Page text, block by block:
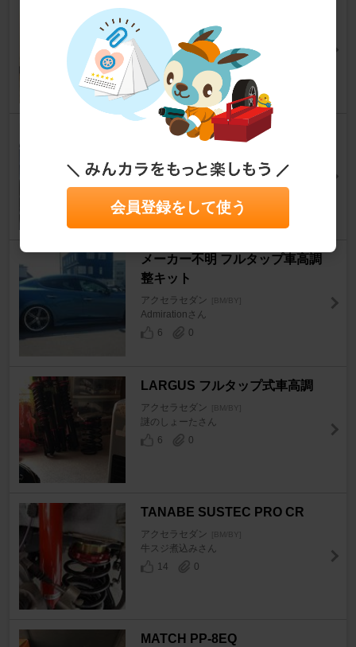
アクセラセダン [BM/BY]
馬のすけさん
12
TEIN FLEX Z アクセラ セダン
アクセラセダン [BM/BY]
TEINさん
74
メーカー不明 フルタップ車高調
整キット
アクセラセダン [BM/BY]
Admirationさん
6
0
LARGUS フルタップ式車高調
アクセラセダン [BM/BY]
謎のしょーたさん
6
0
TANABE SUSTEC PRO CR
アクセラセダン [BM/BY]
牛スジ煮込みさん
14
0
MATCH PP-8EQ
会員登録をして使う